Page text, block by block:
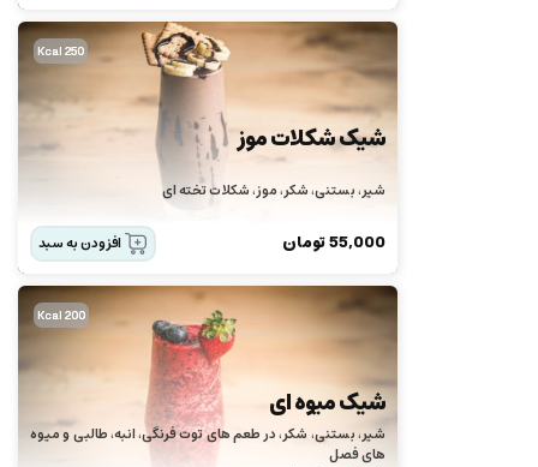
250 Kcal
شیک شکلات موز
شیر، بستنی، شکر، موز، شکلات تخته ای
55,000تومان افزودن به سبد
200 Kcal
شیک میوه ای
شیر، بستنی، شکر، در طعم های توت فرنگی، انبه، طالبی و میوه
های فصل